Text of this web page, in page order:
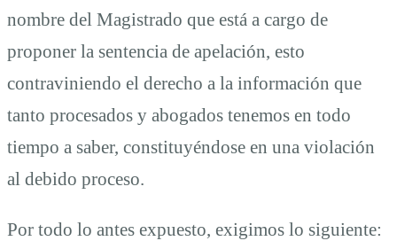
nombre del Magistrado que está a cargo de
proponer la sentencia de apelación, esto
contraviniendo el derecho a la información que
tanto procesados y abogados tenemos en todo
tiempo a saber, constituyéndose en una violación
al debido proceso.
Por todo lo antes expuesto, exigimos lo siguiente: